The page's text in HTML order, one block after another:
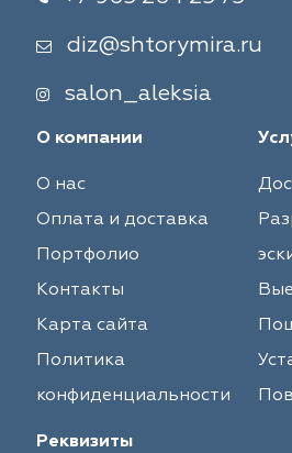
diz@shtorymira.ru
salon_aleksia
О компании
О нас
Оплата и доставка
Портфолио
Контакты
Карта сайта
Политика
конфиденциальности
Реквизиты